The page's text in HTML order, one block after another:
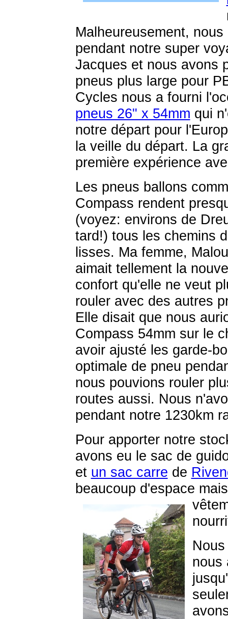
Malheureusement,
pendant notre super
Jacques et nous avons
pneus plus large pour
Cycles nous a fourni
pneus 26" x 54mm qui
notre départ pour
la veille du départ. La
première expérience
Les pneus ballons
Compass rendent
(voyez: environs de
tard!) tous les chemins
lisses. Ma femme,
aimait tellement la
confort qu'elle ne veut
rouler avec des autres
Elle disait que nous
Compass 54mm sur le
avoir ajusté les garde-
optimale de pneu
nous pouvions rouler
routes aussi. Nous
pendant notre 1230km
Pour apporter notre
avons eu le sac de
et un sac carre de
beaucoup d'espace
nous